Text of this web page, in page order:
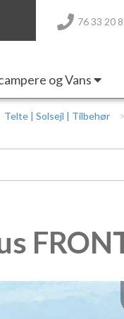
76 33 20
og Vans
Telte | Solsejl | Tilbehør